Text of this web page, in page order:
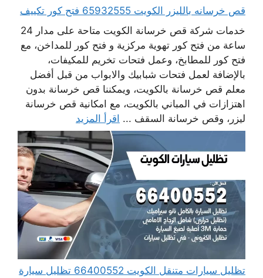
قص خرسانه بالليزر الكويت 65932555 فتح كور تكييف
خدمات شركة قص خرسانة الكويت متاحة على مدار 24
ساعة من فتح كور تهوية مركزية و فتح كور للمداخن، مع
فتح كور للمطابخ، وعمل فتحات تخريم للمكيفات،
بالإضافة لعمل فتحات شبابيك والابواب من قبل أفضل
معلم قص خرسانة بالكويت، ويمكننا قص خرسانة بدون
اهتزازات في المباني بالكويت، مع امكانية قص خرسانة
ليزر، وقص خرسانة السقف ... اقرأ المزيد
تظليل سيارات متنقل الكويت 66400552 تظليل سيارة